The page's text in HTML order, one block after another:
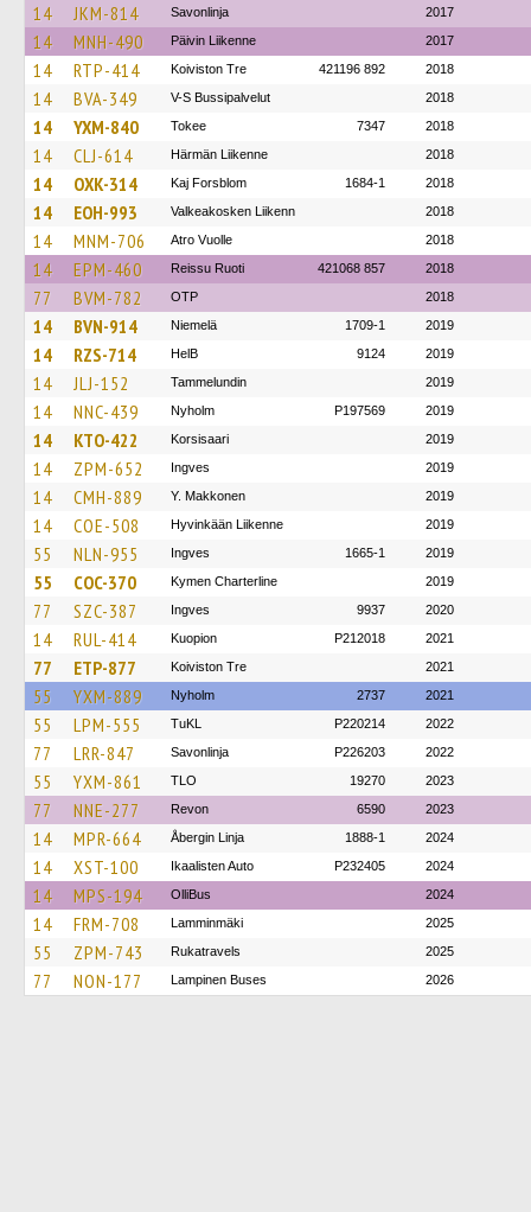
14 JKM-814 Savonlinja 2017
14 MNH-490 Päivin Liikenne 2017
14 RTP-414 Koiviston Tre 421196 892 2018
14 BVA-349 V-S Bussipalvelut 2018
14 YXM-840 Tokee 7347 2018
14 CLJ-614 Härmän Liikenne 2018
14 OXK-314 Kaj Forsblom 1684-1 2018
14 EOH-993 Valkeakosken Liikenn 2018
14 MNM-706 Atro Vuolle 2018
14 EPM-460 Reissu Ruoti 421068 857 2018
77 BVM-782 OTP 2018
14 BVN-914 Niemelä 1709-1 2019
14 RZS-714 HelB 9124 2019
14 JLJ-152 Tammelundin 2019
14 NNC-439 Nyholm P197569 2019
14 KTO-422 Korsisaari 2019
14 ZPM-652 Ingves 2019
14 CMH-889 Y. Makkonen 2019
14 COE-508 Hyvinkään Liikenne 2019
55 NLN-955 Ingves 1665-1 2019
55 COC-370 Kymen Charterline 2019
77 SZC-387 Ingves 9937 2020
14 RUL-414 Kuopion P212018 2021
77 ETP-877 Koiviston Tre 2021
55 YXM-889 Nyholm 2737 2021
55 LPM-555 TuKL P220214 2022
77 LRR-847 Savonlinja P226203 2022
55 YXM-861 TLO 19270 2023
77 NNE-277 Revon 6590 2023
14 MPR-664 Åbergin Linja 1888-1 2024
14 XST-100 Ikaalisten Auto P232405 2024
14 MPS-194 OlliBus 2024
14 FRM-708 Lamminmäki 2025
55 ZPM-743 Rukatravels 2025
77 NON-177 Lampinen Buses 2026